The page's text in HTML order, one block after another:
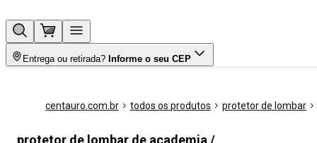
Entrega ou retirada? Informe o seu CEP
centauro.com.br todos os produtos protetor de lombar
protetor de lombar de academia /